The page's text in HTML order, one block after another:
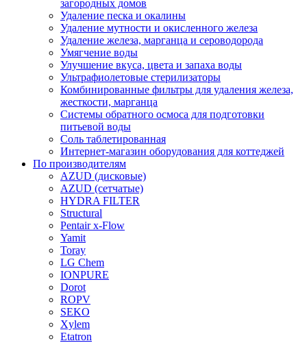
загородных домов
Удаление песка и окалины
Удаление мутности и окисленного железа
Удаление железа, марганца и сероводорода
Умягчение воды
Улучшение вкуса, цвета и запаха воды
Ультрафиолетовые стерилизаторы
Комбинированные фильтры для удаления железа,
жесткости, марганца
Системы обратного осмоса для подготовки
питьевой воды
Соль таблетированная
Интернет-магазин оборудования для коттеджей
По производителям
AZUD (дисковые)
AZUD (сетчатые)
HYDRA FILTER
Structural
Pentair x-Flow
Yamit
Toray
LG Chem
IONPURE
Dorot
ROPV
SEKO
Xylem
Etatron